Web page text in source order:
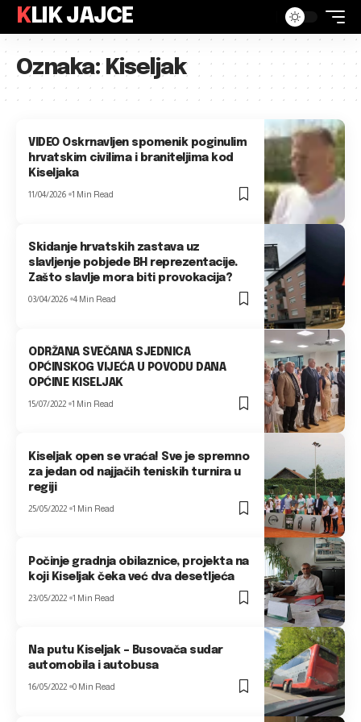
KLIK JAJCE
Oznaka:Kiseljak
VIDEO Oskrnavljen spomenik poginulim
hrvatskim civilima i braniteljima kod
Kiseljaka
11/04/2026 1 Min Read
Skidanje hrvatskih zastava uz
slavljenje pobjede BH reprezentacije.
Zašto slavlje mora biti provokacija?
03/04/2026 4 Min Read
ODRŽANA SVEČANA SJEDNICA
OPĆINSKOG VIJEĆA U POVODU DANA
OPĆINE KISELJAK
15/07/2022 1 Min Read
Kiseljak open se vraća! Sve je spremno
za jedan od najjačih teniskih turnira u
regiji
25/05/2022 1 Min Read
Počinje gradnja obilaznice, projekta na
koji Kiseljak čeka već dva desetljeća
23/05/2022 1 Min Read
Na putu Kiseljak – Busovača sudar
automobila i autobusa
16/05/2022 0 Min Read